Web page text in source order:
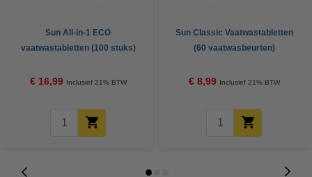
Sun All-in-1 ECO
vaatwastabletten (100 stuks)
€ 16,99 Inclusief 21% BTW
Sun Classic Vaatwastabletten
(60 vaatwasbeurten)
€ 8,99 Inclusief 21% BTW